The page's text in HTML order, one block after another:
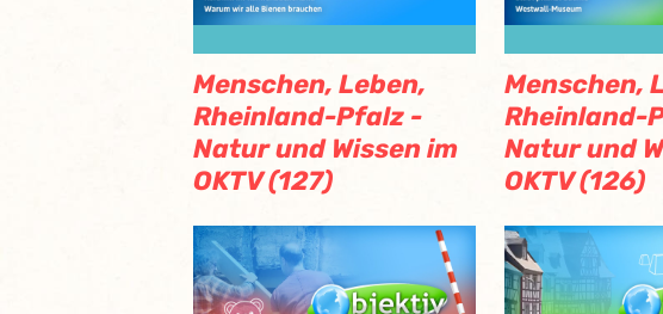
Menschen, Leben,
Rheinland-Pfalz -
Natur und Wissen im
OKTV (127)
Menschen,
Rheinland-
Natur und
OKTV (126)